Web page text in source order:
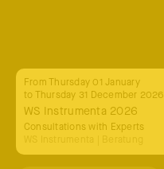
From Thursday 01 January
to Thursday 31 December 2026
WS Instrumenta 2026
Consultations with Experts